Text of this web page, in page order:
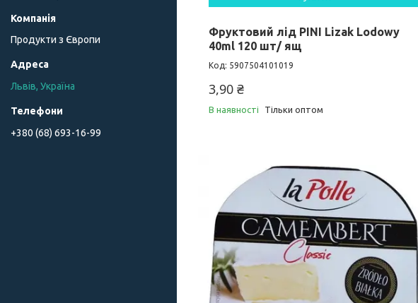
Фруктовий лід PINI Lizak Lodowy
40ml 120 шт/ ящ
5907504101019
3,90 ₴
В наявності Тільки оптом
Продукти з Європи
Львів, Україна
+380 (68) 693-16-99